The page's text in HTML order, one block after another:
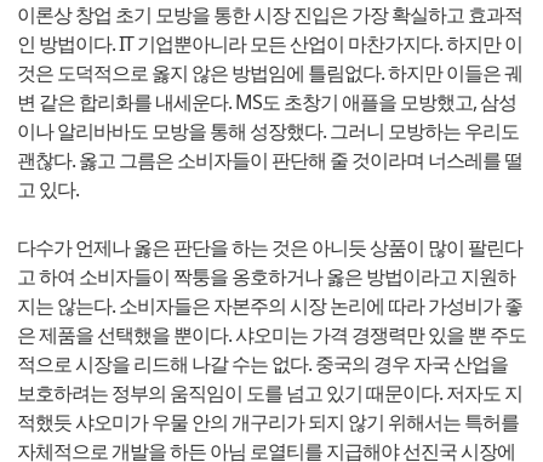
이론상 창업 초기 모방을 통한 시장 진입은 가장 확실하고 효과적
인 방법이다. IT 기업뿐아니라 모든 산업이 마찬가지다. 하지만 이
것은 도덕적으로 옳지 않은 방법임에 틀림없다. 하지만 이들은 궤
변 같은 합리화를 내세운다. MS도 초창기 애플을 모방했고, 삼성
이나 알리바바도 모방을 통해 성장했다. 그러니 모방하는 우리도
괜찮다. 옳고 그름은 소비자들이 판단해 줄 것이라며 너스레를 떨
고 있다.
다수가 언제나 옳은 판단을 하는 것은 아니듯 상품이 많이 팔린다
고 하여 소비자들이 짝퉁을 옹호하거나 옳은 방법이라고 지원하
지는 않는다. 소비자들은 자본주의 시장 논리에 따라 가성비가 좋
은 제품을 선택했을 뿐이다. 샤오미는 가격 경쟁력만 있을 뿐 주도
적으로 시장을 리드해 나갈 수는 없다. 중국의 경우 자국 산업을
보호하려는 정부의 움직임이 도를 넘고 있기 때문이다. 저자도 지
적했듯 샤오미가 우물 안의 개구리가 되지 않기 위해서는 특허를
자체적으로 개발을 하든 아님 로열티를 지급해야 선진국 시장에